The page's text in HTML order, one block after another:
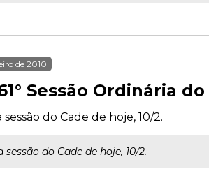
de 2010
Sessão Ordinária do
do Cade de hoje, 10/2.
do Cade de hoje, 10/2.